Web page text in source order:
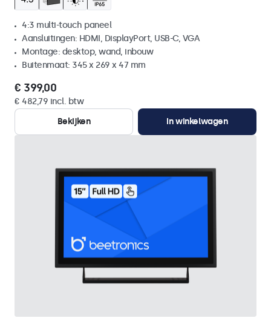
4:3 multi-touch paneel
Aansluitingen: HDMI, DisplayPort, USB-C, VGA
Montage: desktop, wand, inbouw
Buitenmaat: 345 x 269 x 47 mm
€ 399,00
€ 482,79 incl. btw
Bekijken
In winkelwagen